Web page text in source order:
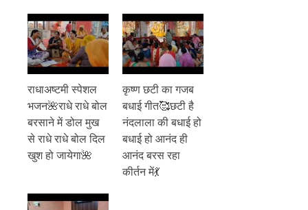
राधाअष्टमी स्पेशल
भजन🌺राधे राधे बोल
बरसाने में डोल मुख
से राधे राधे बोल दिल
खुश हो जायेगा🌺
कृष्ण छटी का गजब
बधाई गीत🥰छटी है
नंदलाला की बधाई हो
बधाई हो आनंद ही
आनंद बरस रहा
कीर्तन में💃